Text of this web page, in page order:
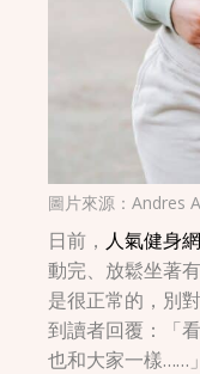
圖片來源：Andres
日前， 人氣健身
動完、放鬆坐著
是很正常的，別
到讀者回覆：「
也和大家一樣……